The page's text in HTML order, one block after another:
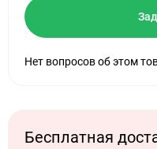
Нет вопросов об этом
Бесплатная